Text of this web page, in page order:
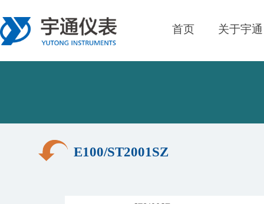
首页 关于宇通
E100/ST2001SZ